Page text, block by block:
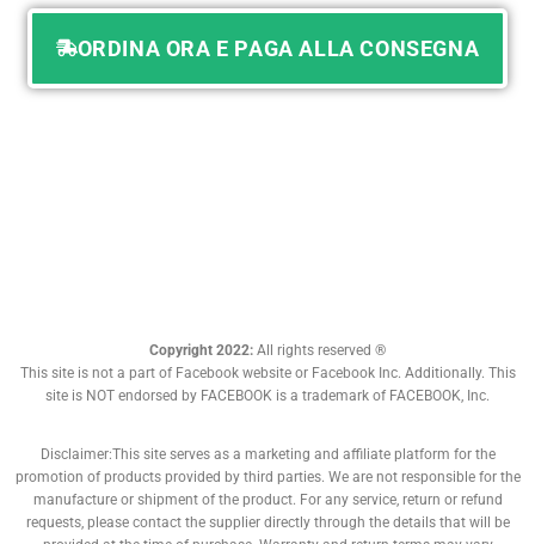
ORDINA ORA E PAGA ALLA CONSEGNA
Copyright 2022: All rights reserved ®
This site is not a part of Facebook website or Facebook Inc. Additionally. This
site is NOT endorsed by FACEBOOK is a trademark of FACEBOOK, Inc.
Disclaimer:This site serves as a marketing and affiliate platform for the
promotion of products provided by third parties. We are not responsible for the
manufacture or shipment of the product. For any service, return or refund
requests, please contact the supplier directly through the details that will be